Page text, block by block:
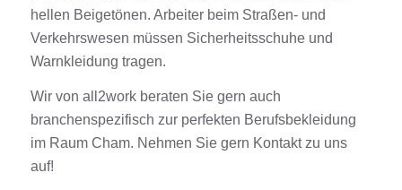
hellen Beigetönen. Arbeiter beim Straßen- und
Verkehrswesen müssen Sicherheitsschuheund
Warnkleidung tragen.
Wir von all2work beraten Sie gern auch
branchenspezifisch zur perfekten Berufsbekleidung
im Raum Cham. Nehmen Sie gern Kontaktzu uns
auf!